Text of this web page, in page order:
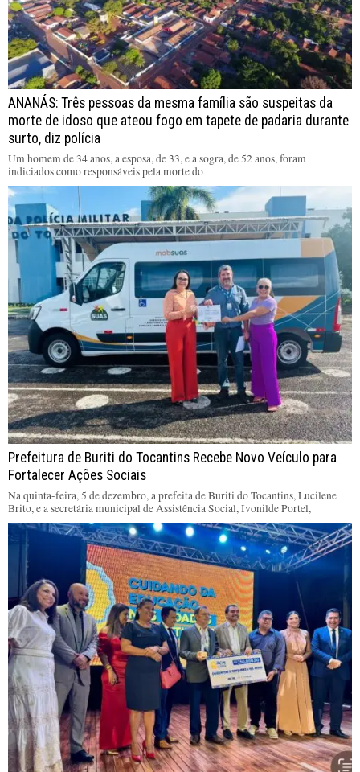
ANANÁS: Três pessoas da mesma família são suspeitas da
morte de idoso que ateou fogo em tapete de padaria durante
surto, diz polícia
Um homem de 34 anos, a esposa, de 33, e a sogra, de 52 anos, foram
indiciados como responsáveis pela morte do
Prefeitura de Buriti do Tocantins Recebe Novo Veículo para
Fortalecer Ações Sociais
Na quinta-feira, 5 de dezembro, a prefeita de Buriti do Tocantins, Lucilene
Brito, e a secretária municipal de Assistência Social, Ivonilde Portel,